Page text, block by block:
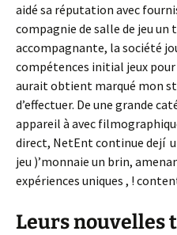
aidé sa réputation avec
compagnie de salle de jeu un
accompagnante, la société
compétences initial jeux pour
aurait obtient marqué mon
d’effectuer. De une grande
appareil à avec
direct, NetEnt continue dejí
jeu )’monnaie un brin,
expériences uniques , !
Leurs nouvelles